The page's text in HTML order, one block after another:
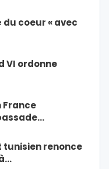
du coeur « avec
VI ordonne
France
tunisien renonce